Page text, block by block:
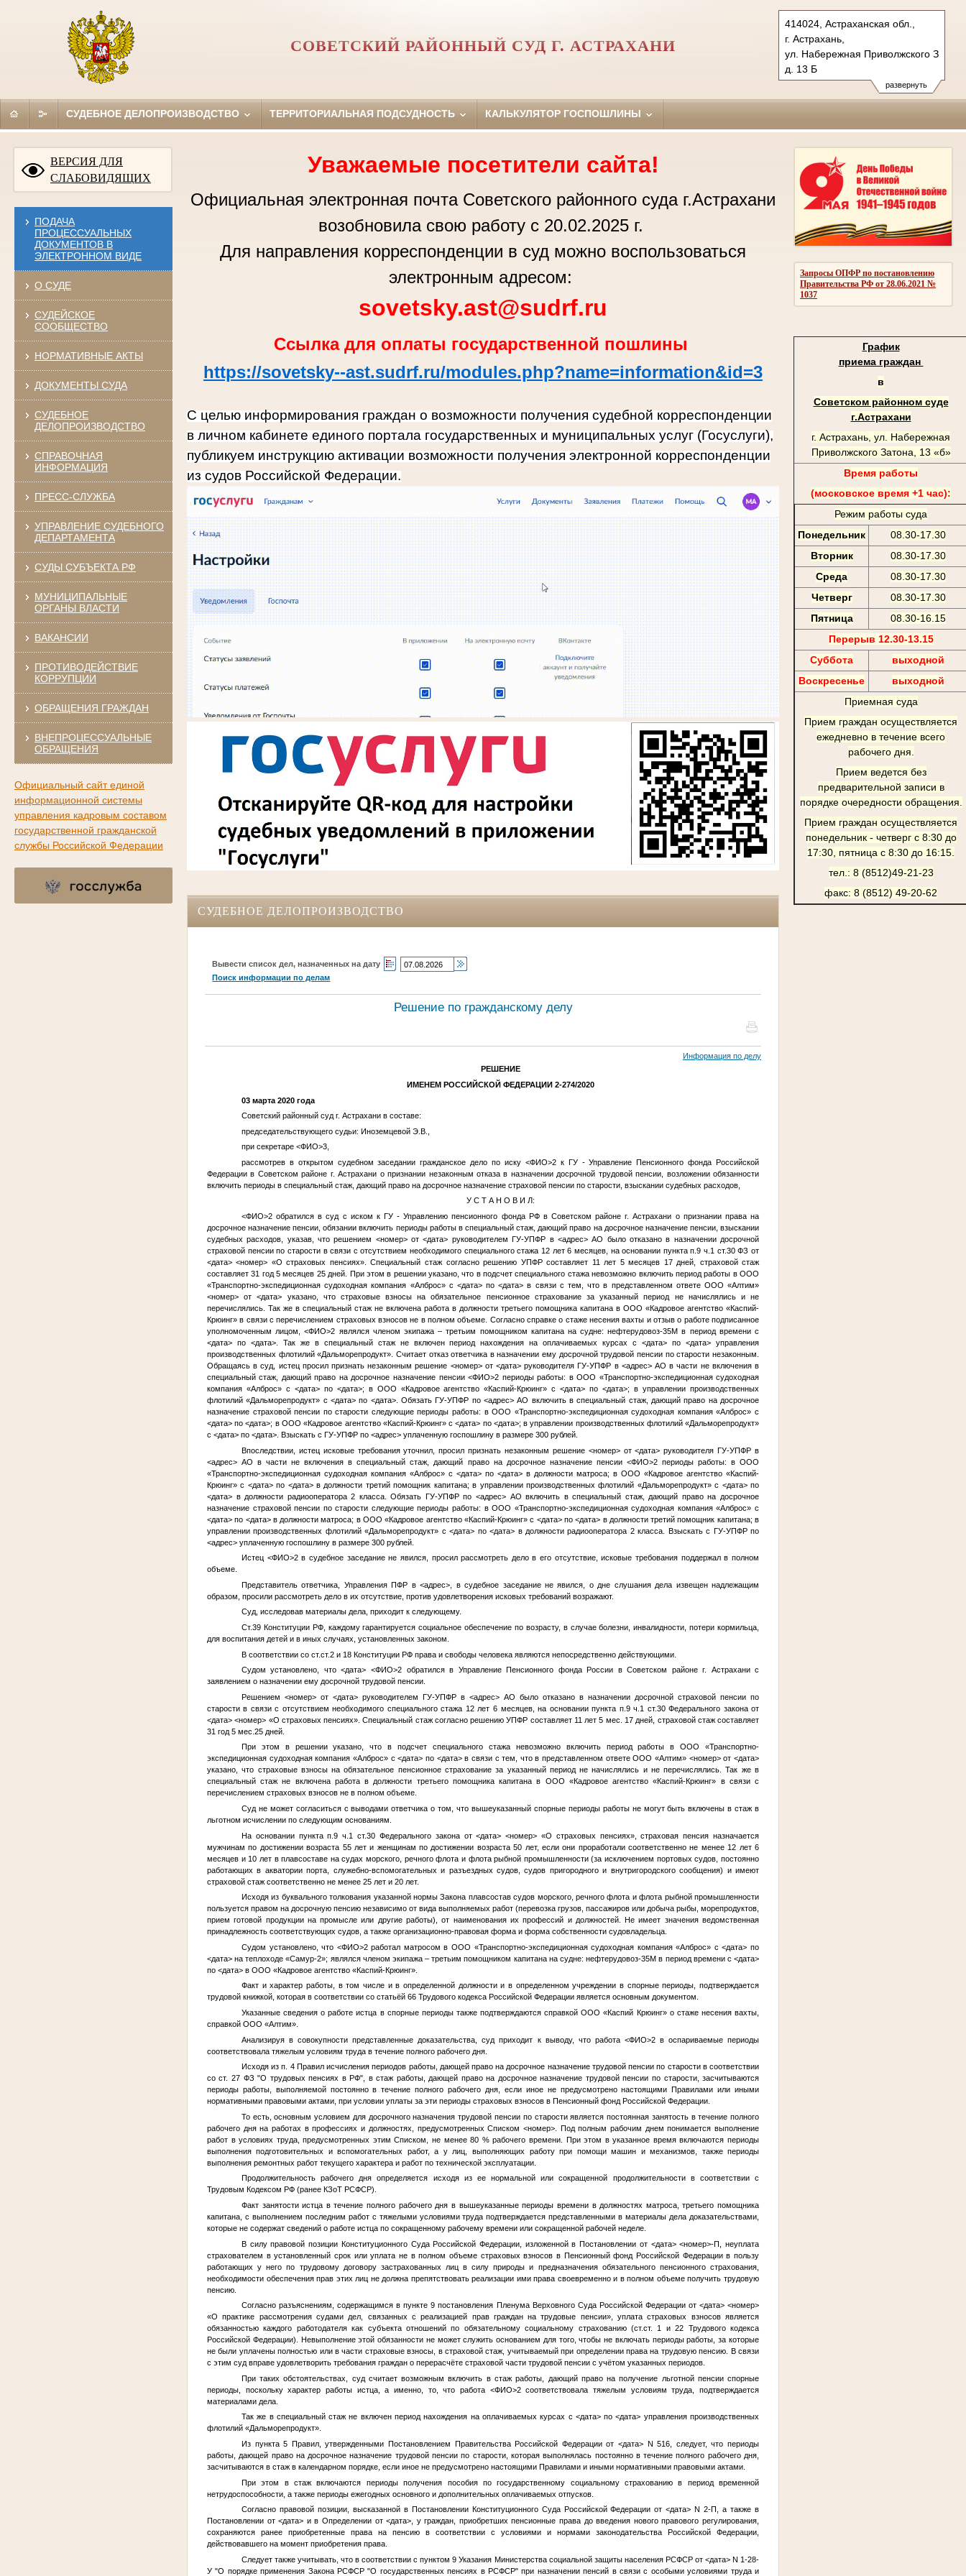
развернуть
414024, Астраханская обл.,
г. Астрахань,
ул. Набережная Приволжского
д. 13 Б
Тел.: (8512) 49-21-23
sovetsky.ast@sudrf.ru
СОВЕТСКИЙ РАЙОННЫЙ СУД Г. АСТРАХАНИ
СУДЕБНОЕ ДЕЛОПРОИЗВОДСТВО ТЕРРИТОРИАЛЬНАЯ ПОДСУДНОСТЬ КАЛЬКУЛЯТОР ГОСПОШЛИНЫ
ВЕРСИЯ ДЛЯ
СЛАБОВИДЯЩИХ
ПОДАЧА
ПРОЦЕССУАЛЬНЫХ
ДОКУМЕНТОВ В
ЭЛЕКТРОННОМ ВИДЕ
О СУДЕ
СУДЕЙСКОЕ
СООБЩЕСТВО
НОРМАТИВНЫЕ АКТЫ
ДОКУМЕНТЫ СУДА
СУДЕБНОЕ
ДЕЛОПРОИЗВОДСТВО
СПРАВОЧНАЯ
ИНФОРМАЦИЯ
ПРЕСС-СЛУЖБА
УПРАВЛЕНИЕ СУДЕБНОГО
ДЕПАРТАМЕНТА
СУДЫ СУБЪЕКТА РФ
МУНИЦИПАЛЬНЫЕ
ОРГАНЫ ВЛАСТИ
ВАКАНСИИ
ПРОТИВОДЕЙСТВИЕ
КОРРУПЦИИ
ОБРАЩЕНИЯ ГРАЖДАН
ВНЕПРОЦЕССУАЛЬНЫЕ
ОБРАЩЕНИЯ
Официальный сайт единой
информационной системы
управления кадровым составом
государственной гражданской
службы Российской Федерации
Запросы ОПФР по постановлению
Правительства РФ от 28.06.2021 №
1037
График
приема граждан
в
Советском районном суде
г.Астрахани
г. Астрахань, ул. Набережная
Приволжского Затона, 13 «б»
Время работы
(московское время +1 час):
Режим работы суда
Понедельник
08.30-17.30
Вторник
08.30-17.30
Среда
08.30-17.30
Четверг
08.30-17.30
Пятница
08.30-16.15
Перерыв 12.30-13.15
Суббота
выходной
Воскресенье
выходной
Приемная суда
Прием граждан осуществляется
ежедневно в течение всего
рабочего дня.
Прием ведется без
предварительной записи в
порядке очередности обращения.
Прием граждан осуществляется
понедельник - четверг с 8:30 до
17:30, пятница с 8:30 до 16:15.
тел.: 8 (8512)49-21-23
факс: 8 (8512) 49-20-62
Уважаемые посетители сайта!
Официальная электронная почта Советского районного суда г.Астрахани
возобновила свою работу с 20.02.2025 г.
Для направления корреспонденции в суд можно воспользоваться
электронным адресом:
sovetsky.ast@sudrf.ru
Ссылка для оплаты государственной пошлины
https://sovetsky--ast.sudrf.ru/modules.php?name=information&id=3
С целью информирования граждан о возможности получения судебной корреспонденции
в личном кабинете единого портала государственных и муниципальных услуг (Госуслуги),
публикуем инструкцию активации возможности получения электронной корреспонденции
из судов Российской Федерации.
СУДЕБНОЕ ДЕЛОПРОИЗВОДСТВО
Вывести список дел, назначенных на дату
Поиск информации по делам
Решение по гражданскому делу
Информация по делу
РЕШЕНИЕ
ИМЕНЕМ РОССИЙСКОЙ ФЕДЕРАЦИИ 2-274/2020
03 марта 2020 года
Советский районный суд г. Астрахани в составе:
председательствующего судьи: Иноземцевой Э.В.,
при секретаре <ФИО>3,
рассмотрев в открытом судебном заседании гражданское дело по иску <ФИО>2к ГУ - Управление Пенсионного фонда Российской
Федерации в Советском районе г. Астрахани о признании незаконным отказа в назначении досрочной трудовой пенсии, возложении обязанности
включить периоды в специальный стаж, дающий право на досрочное назначение страховой пенсии по старости, взыскании судебных расходов,
У С Т А Н О В И Л:
<ФИО>2обратился в суд с иском к ГУ - Управлению пенсионного фонда РФ в Советском районе г. Астрахани о признании права на
досрочное назначение пенсии, обязании включить периоды работы в специальный стаж, дающий право на досрочное назначение пенсии, взыскании
судебных расходов, указав, что решением <номер>от<дата> руководителем ГУ-УПФР в <адрес>АО было отказано в назначении досрочной
страховой пенсии по старости в связи с отсутствием необходимого специального стажа 12 лет 6 месяцев, на основании пункта п.9 ч.1 ст.30 ФЗ от
<дата> <номер> «О страховых пенсиях». Специальный стаж согласно решению УПФР составляет 11 лет 5 месяцев 17 дней, страховой стаж
составляет 31 год 5 месяцев 25 дней. При этом в решении указано, что в подсчет специального стажа невозможно включить период работы в ООО
«Транспортно-экспедиционная судоходная компания «Алброс» с <дата>по<дата> в связи с тем, что в представленном ответе ООО «Алтим»
<номер>от<дата> указано, что страховые взносы на обязательное пенсионное страхование за указанный период не начислялись и не
перечислялись. Так же в специальный стаж не включена работа в должности третьего помощника капитана в ООО «Кадровое агентство «Каспий-
Крюинг» в связи с перечислением страховых взносов не в полном объеме. Согласно справке о стаже несения вахты и отзыв о работе подписанное
уполномоченным лицом,<ФИО>2 являлся членом экипажа – третьим помощником капитана на судне: нефтерудовоз-35М в период времени с
<дата>по <дата>. Так же в специальный стаж не включен период нахождения на оплачиваемых курсах с<дата> по<дата> управления
производственных флотилий «Дальморепродукт». Считает отказ ответчика в назначении ему досрочной трудовой пенсии по старости незаконным.
Обращаясь в суд, истец просил признать незаконным решение <номер>от <дата> руководителя ГУ-УПФР в <адрес>АО в части не включения в
специальный стаж, дающий право на досрочное назначение пенсии<ФИО>2 периоды работы: в ООО «Транспортно-экспедиционная судоходная
компания «Алброс» с <дата>по <дата>; в ООО «Кадровое агентство «Каспий-Крюинг» с<дата> по<дата>; в управлении производственных
флотилий «Дальморепродукт» с <дата>по <дата>. Обязать ГУ-УПФР по<адрес> АО включить в специальный стаж, дающий право на досрочное
назначение страховой пенсии по старости следующие периоды работы: в ООО «Транспортно-экспедиционная судоходная компания «Алброс» с
<дата>по<дата>; в ООО «Кадровое агентство «Каспий-Крюинг» с<дата> по <дата>; в управлении производственных флотилий «Дальморепродукт»
с <дата>по <дата>. Взыскать с ГУ-УПФР по <адрес>уплаченную госпошлину в размере 300 рублей.
Впоследствии, истец исковые требования уточнил, просил признать незаконным решение <номер>от<дата> руководителя ГУ-УПФР в
<адрес>АО в части не включения в специальный стаж, дающий право на досрочное назначение пенсии <ФИО>2периоды работы: в ООО
«Транспортно-экспедиционная судоходная компания «Алброс» с <дата> по<дата> в должности матроса; в ООО «Кадровое агентство «Каспий-
Крюинг» с <дата>по <дата>в должности третий помощник капитана; в управлении производственных флотилий «Дальморепродукт» с <дата>по
<дата>в должности радиооператора 2 класса. Обязать ГУ-УПФР по <адрес> АО включить в специальный стаж, дающий право на досрочное
назначение страховой пенсии по старости следующие периоды работы: в ООО «Транспортно-экспедиционная судоходная компания «Алброс» с
<дата>по <дата>в должности матроса; в ООО «Кадровое агентство «Каспий-Крюинг» с <дата>по<дата> в должности третий помощник капитана; в
управлении производственных флотилий «Дальморепродукт» с<дата> по<дата> в должности радиооператора 2 класса. Взыскать с ГУ-УПФР по
<адрес>уплаченную госпошлину в размере 300 рублей.
Истец <ФИО>2в судебное заседание не явился, просил рассмотреть дело в его отсутствие, исковые требования поддержал в полном
объеме.
Представитель ответчика, Управления ПФР в<адрес> , в судебное заседание не явился, о дне слушания дела извещен надлежащим
образом, просили рассмотреть дело в их отсутствие, против удовлетворения исковых требований возражают.
Суд, исследовав материалы дела, приходит к следующему.
Ст.39 Конституции РФ, каждому гарантируется социальное обеспечение по возрасту, в случае болезни, инвалидности, потери кормильца,
для воспитания детей и в иных случаях, установленных законом.
В соответствии со ст.ст.2 и 18 Конституции РФ права и свободы человека являются непосредственно действующими.
Судом установлено, что<дата> <ФИО>2 обратился в Управление Пенсионного фонда России в Советском районе г. Астрахани с
заявлением о назначении ему досрочной трудовой пенсии.
Решением <номер>от <дата> руководителем ГУ-УПФР в<адрес> АО было отказано в назначении досрочной страховой пенсии по
старости в связи с отсутствием необходимого специального стажа 12 лет 6 месяцев, на основании пункта п.9 ч.1 ст.30 Федерального закона от
<дата> <номер> «О страховых пенсиях». Специальный стаж согласно решению УПФР составляет 11 лет 5 мес. 17 дней, страховой стаж составляет
31 год 5 мес.25 дней.
При этом в решении указано, что в подсчет специального стажа невозможно включить период работы в ООО «Транспортно-
экспедиционная судоходная компания «Алброс» с<дата> по <дата>в связи с тем, что в представленном ответе ООО «Алтим» <номер>от<дата>
указано, что страховые взносы на обязательное пенсионное страхование за указанный период не начислялись и не перечислялись. Так же в
специальный стаж не включена работа в должности третьего помощника капитана в ООО «Кадровое агентство «Каспий-Крюинг» в связи с
перечислением страховых взносов не в полном объеме.
Суд не может согласиться с выводами ответчика о том, что вышеуказанный спорные периоды работы не могут быть включены в стаж в
льготном исчислении по следующим основаниям.
На основании пункта п.9 ч.1 ст.30 Федерального закона от<дата> <номер> «О страховых пенсиях», страховая пенсия назначается
мужчинам по достижении возраста 55 лет и женщинам по достижении возраста 50 лет, если они проработали соответственно не менее 12 лет 6
месяцев и 10 лет в плавсоставе на судах морского, речного флота и флота рыбной промышленности (за исключением портовых судов, постоянно
работающих в акватории порта, служебно-вспомогательных и разъездных судов, судов пригородного и внутригородского сообщения) и имеют
страховой стаж соответственно не менее 25 лет и 20 лет.
Исходя из буквального толкования указанной нормы Закона плавсостав судов морского, речного флота и флота рыбной промышленности
пользуется правом на досрочную пенсию независимо от вида выполняемых работ (перевозка грузов, пассажиров или добыча рыбы, морепродуктов,
прием готовой продукции на промысле или другие работы), от наименования их профессий и должностей. Не имеет значения ведомственная
принадлежность соответствующих судов, а также организационно-правовая форма и форма собственности судовладельца.
Судом установлено, что <ФИО>2работал матросом в ООО «Транспортно-экспедиционная судоходная компания «Алброс» с<дата> по
<дата>на теплоходе «Самур-2»; являлся членом экипажа – третьим помощником капитана на судне: нефтерудовоз-35М в период времени с<дата>
по <дата>в ООО «Кадровое агентство «Каспий-Крюинг».
Факт и характер работы, в том числе и в определенной должности и в определенном учреждении в спорные периоды, подтверждается
трудовой книжкой, которая в соответствии со статьёй 66 Трудового кодекса Российской Федерации является основным документом.
Указанные сведения о работе истца в спорные периоды также подтверждаются справкой ООО «Каспий Крюинг» о стаже несения вахты,
справкой ООО «Алтим».
Анализируя в совокупности представленные доказательства, суд приходит к выводу, что работа <ФИО>2в оспариваемые периоды
соответствовала тяжелым условиям труда в течение полного рабочего дня.
Исходя из п. 4 Правил исчисления периодов работы, дающей право на досрочное назначение трудовой пенсии по старости в соответствии
со ст. 27 ФЗ "О трудовых пенсиях в РФ", в стаж работы, дающей право на досрочное назначение трудовой пенсии по старости, засчитываются
периоды работы, выполняемой постоянно в течение полного рабочего дня, если иное не предусмотрено настоящими Правилами или иными
нормативными правовыми актами, при условии уплаты за эти периоды страховых взносов в Пенсионный фонд Российской Федерации.
То есть, основным условием для досрочного назначения трудовой пенсии по старости является постоянная занятость в течение полного
рабочего дня на работах в профессиях и должностях, предусмотренных Списком <номер>. Под полным рабочим днем понимается выполнение
работ в условиях труда, предусмотренных этим Списком, не менее 80 % рабочего времени. При этом в указанное время включаются периоды
выполнения подготовительных и вспомогательных работ, а у лиц, выполняющих работу при помощи машин и механизмов, также периоды
выполнения ремонтных работ текущего характера и работ по технической эксплуатации.
Продолжительность рабочего дня определяется исходя из ее нормальной или сокращенной продолжительности в соответствии с
Трудовым Кодексом РФ (ранее КЗоТ РСФСР).
Факт занятости истца в течение полного рабочего дня в вышеуказанные периоды времени в должностях матроса, третьего помощника
капитана, с выполнением последним работ с тяжелыми условиями труда подтверждается представленными в материалы дела доказательствами,
которые не содержат сведений о работе истца по сокращенному рабочему времени или сокращенной рабочей неделе.
В силу правовой позиции Конституционного Суда Российской Федерации, изложенной в Постановлении от <дата> <номер>-П, неуплата
страхователем в установленный срок или уплата не в полном объеме страховых взносов в Пенсионный фонд Российской Федерации в пользу
работающих у него по трудовому договору застрахованных лиц в силу природы и предназначения обязательного пенсионного страхования,
необходимости обеспечения прав этих лиц не должна препятствовать реализации ими права своевременно и в полном объеме получить трудовую
пенсию.
Согласно разъяснениям, содержащимся в пункте 9 постановления Пленума Верховного Суда Российской Федерации от <дата> <номер>
«О практике рассмотрения судами дел, связанных с реализацией прав граждан на трудовые пенсии», уплата страховых взносов является
обязанностью каждого работодателя как субъекта отношений по обязательному социальному страхованию (ст.ст. 1 и 22 Трудового кодекса
Российской Федерации). Невыполнение этой обязанности не может служить основанием для того, чтобы не включать периоды работы, за которые
не были уплачены полностью или в части страховые взносы, в страховой стаж, учитываемый при определении права на трудовую пенсию. В связи
с этим суд вправе удовлетворить требования граждан о перерасчёте страховой части трудовой пенсии с учётом указанных периодов.
При таких обстоятельствах, суд считает возможным включить в стаж работы, дающий право на получение льготной пенсии спорные
периоды, поскольку характер работы истца, а именно, то, что работа <ФИО>2соответствовала тяжелым условиям труда, подтверждается
материалами дела.
Так же в специальный стаж не включен период нахождения на оплачиваемых курсах с <дата>по<дата> управления производственных
флотилий «Дальморепродукт».
Из пункта 5 Правил, утвержденными Постановлением Правительства Российской Федерации от<дата> N 516, следует, что периоды
работы, дающей право на досрочное назначение трудовой пенсии по старости, которая выполнялась постоянно в течение полного рабочего дня,
засчитываются в стаж в календарном порядке, если иное не предусмотрено настоящими Правилами и иными нормативными правовыми актами.
При этом в стаж включаются периоды получения пособия по государственному социальному страхованию в период временной
нетрудоспособности, а также периоды ежегодных основного и дополнительных оплачиваемых отпусков.
Согласно правовой позиции, высказанной в Постановлении Конституционного Суда Российской Федерации от<дата> N 2-П, а также в
Постановлении от<дата> и в Определении от<дата> , у граждан, приобретших пенсионные права до введения нового правового регулирования,
сохраняются ранее приобретенные права на пенсию в соответствии с условиями и нормами законодательства Российской Федерации,
действовавшего на момент приобретения права.
Следует также учитывать, что в соответствии с пунктом 9 Указания Министерства социальной защиты населения РСФСР от <дата>N 1-28-
У "О порядке применения Закона РСФСР "О государственных пенсиях в РСФСР" при назначении пенсий в связи с особыми условиями труда и